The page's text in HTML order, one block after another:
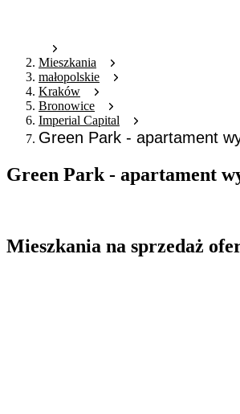
Mieszkania
małopolskie
Kraków
Bronowice
Imperial Capital
Green Park - apartament
Green Park - apartament
Mieszkania na sprzedaż